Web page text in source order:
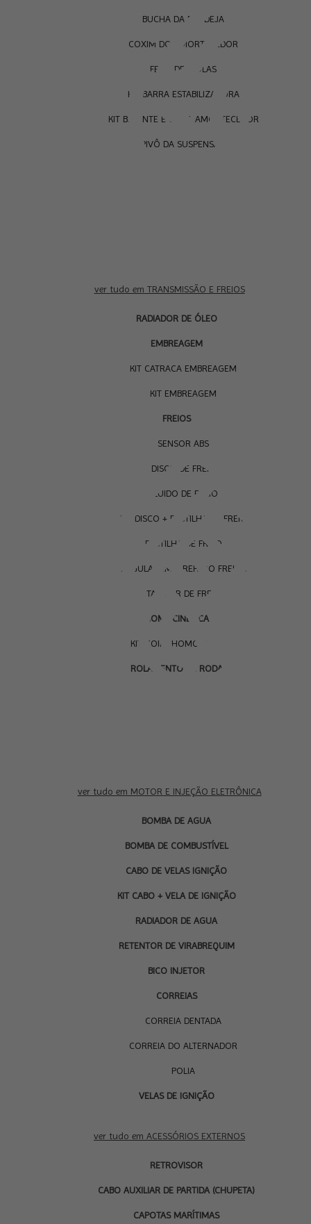
BUCHA DA BANDEJA
COXIM DO AMORTECEDOR
FEIXE DE MOLAS
KIT BARRA ESTABILIZADORA
KIT BATENTE E COIFA AMORTECEDOR
PIVÔ DA SUSPENSÃO
ver tudo em TRANSMISSÃO E FREIOS
RADIADOR DE ÓLEO
EMBREAGEM
KIT CATRACA EMBREAGEM
KIT EMBREAGEM
FREIOS
SENSOR ABS
DISCO DE FREIO
FLUIDO DE FREIO
KIT DISCO + PASTILHA DE FREIO
PASTILHA DE FREIO
REGULAGEM E REPARO FREIOS
TAMBOR DE FREIO
HOMOCINÉTICA
KIT COIFA HOMOCINÉTICA
ROLAMENTO DE RODA
ver tudo em MOTOR E INJEÇÃO ELETRÔNICA
BOMBA DE AGUA
BOMBA DE COMBUSTÍVEL
CABO DE VELAS IGNIÇÃO
KIT CABO + VELA DE IGNIÇÃO
RADIADOR DE AGUA
RETENTOR DE VIRABREQUIM
BICO INJETOR
CORREIAS
CORREIA DENTADA
CORREIA DO ALTERNADOR
POLIA
VELAS DE IGNIÇÃO
ver tudo em ACESSÓRIOS EXTERNOS
RETROVISOR
CABO AUXILIAR DE PARTIDA (CHUPETA)
CAPOTAS MARÍTIMAS